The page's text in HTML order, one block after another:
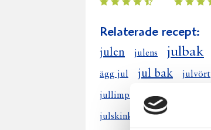
Relaterade recept:
julen julens julbak
ägg jul jul bak julvört
jullimpa jultapas
julskinka jul kakor